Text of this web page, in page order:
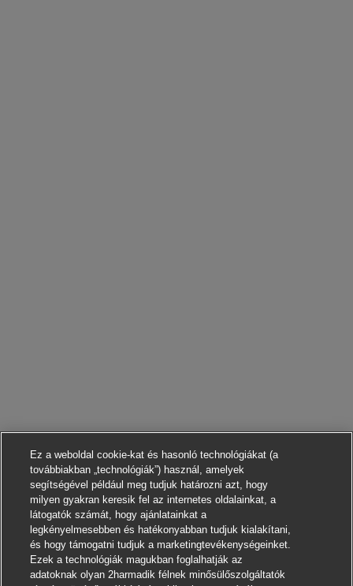
Ez a weboldal cookie-kat és hasonló technológiákat (a
továbbiakban „technológiák”) használ, amelyek
segítségével például meg tudjuk határozni azt, hogy
milyen gyakran keresik fel az internetes oldalainkat, a
látogatók számát, hogy ajánlatainkat a
legkényelmesebben és hatékonyabban tudjuk kialakítani,
és hogy támogatni tudjuk a marketingtevékenységeinket.
Ezek a technológiák magukban foglalhatják az
adatoknak olyan 2harmadik félnek minősülőszolgáltatók